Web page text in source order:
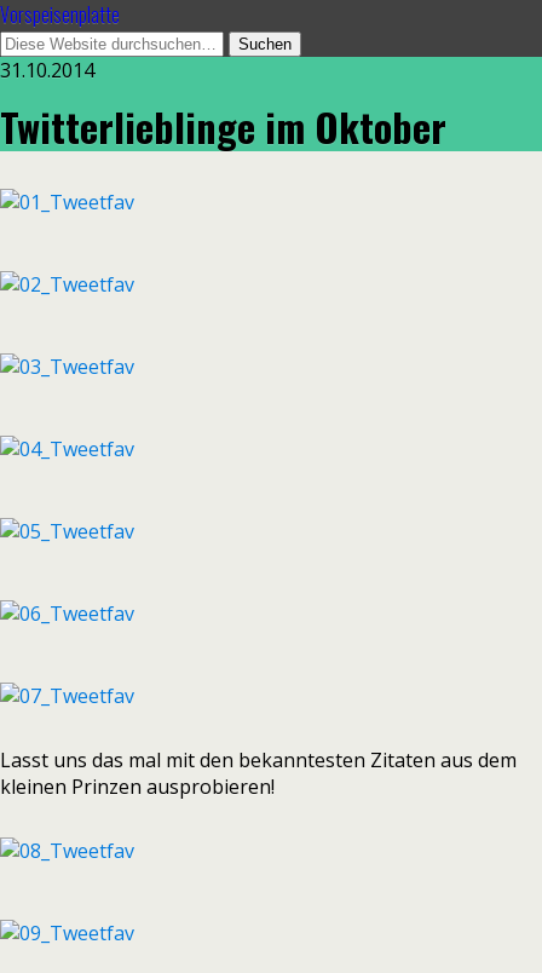
Vorspeisenplatte
31.10.2014
Twitterlieblinge im Oktober
Lasst uns das mal mit den bekanntesten Zitaten aus dem
kleinen Prinzen ausprobieren!